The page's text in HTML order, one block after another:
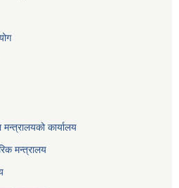
कार्यालय
मन्त्रालय